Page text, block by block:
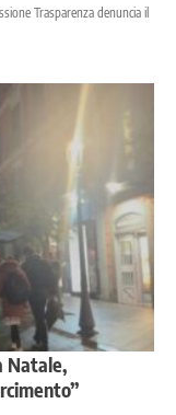
Trasparenza denuncia il
Natale,